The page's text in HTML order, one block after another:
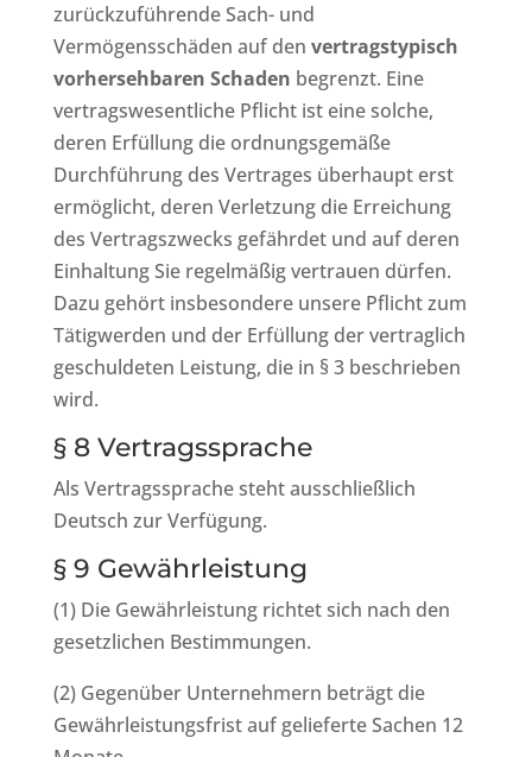
zurückzuführende Sach- und
Vermögensschäden auf den vertragstypisch
vorhersehbaren Schaden begrenzt. Eine
vertragswesentliche Pflicht ist eine solche,
deren Erfüllung die ordnungsgemäße
Durchführung des Vertrages überhaupt erst
ermöglicht, deren Verletzung die Erreichung
des Vertragszwecks gefährdet und auf deren
Einhaltung Sie regelmäßig vertrauen dürfen.
Dazu gehört insbesondere unsere Pflicht zum
Tätigwerden und der Erfüllung der vertraglich
geschuldeten Leistung, die in § 3 beschrieben
wird.
§ 8 Vertragssprache
Als Vertragssprache steht ausschließlich
Deutsch zur Verfügung.
§ 9 Gewährleistung
(1) Die Gewährleistung richtet sich nach den
gesetzlichen Bestimmungen.
(2) Gegenüber Unternehmern beträgt die
Gewährleistungsfrist auf gelieferte Sachen 12